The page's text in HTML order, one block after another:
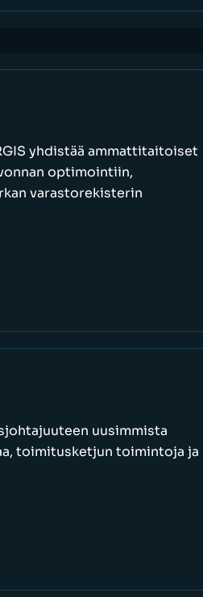
yhdistää ammattitaitoiset
optimointiin,
varastorekisterin
uusimmista
toimitusketjun toimintoja ja